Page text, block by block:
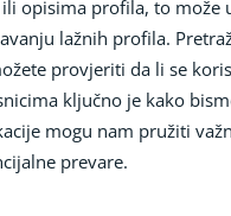
opisima profila, to
lažnih profila.
provjeriti da li se
ključno je kako
mogu nam pružiti
prevare.